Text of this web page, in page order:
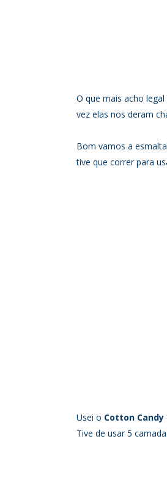
O que mais acho
vez elas nos deram
Bom vamos a
tive que correr para
Usei o Cotton Candy
Tive de usar 5